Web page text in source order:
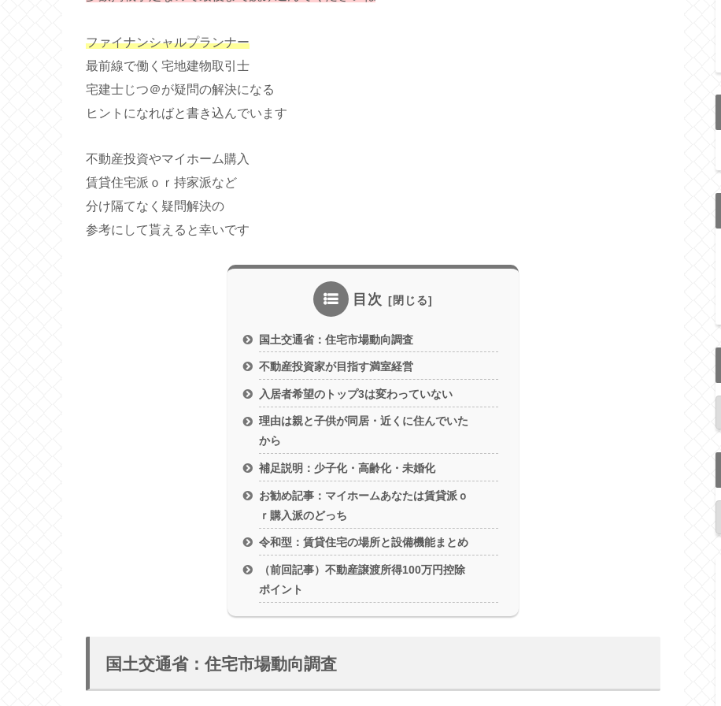
ファイナンシャルプランナー
最前線で働く宅地建物取引士
宅建士じつ＠が疑問の解決になる
ヒントになればと書き込んでいます
不動産投資やマイホーム購入
賃貸住宅派ｏｒ持家派など
分け隔てなく疑問解決の
参考にして貰えると幸いです
目次
国土交通省：住宅市場動向調査
不動産投資家が目指す満室経営
入居者希望のトップ3は変わっていない
理由は親と子供が同居・近くに住んでいた
から
補足説明：少子化・高齢化・未婚化
お勧め記事：マイホームあなたは賃貸派ｏ
ｒ購入派のどっち
令和型：賃貸住宅の場所と設備機能まとめ
（前回記事）不動産譲渡所得100万円控除
ポイント
国土交通省：住宅市場動向調査